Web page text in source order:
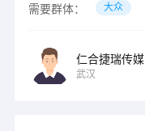
需要群体： 大众
仁合捷瑞传媒
武汉